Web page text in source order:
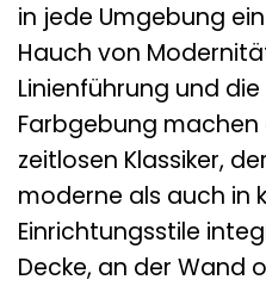
in jede Umgebung
Hauch von
Linienführung und
Farbgebung machen
zeitlosen Klassiker,
moderne als auch in
Einrichtungsstile
Decke, an der Wand